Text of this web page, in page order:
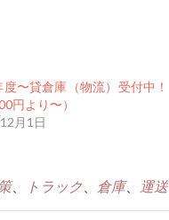
〜貸倉庫（物流）受付中！
円より〜）
月1日
、 トラック 倉庫、 運送